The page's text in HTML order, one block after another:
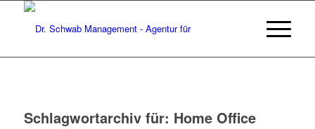
Schlagwortarchiv für: Home Office